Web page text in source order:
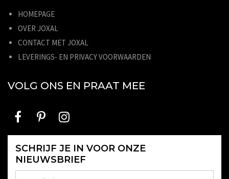
HOMEPAGE
OVER JOXAL
CONTACT MET JOXAL
LEVERINGS- EN PRIVACY VOORWAARDEN
VOLG ONS EN PRAAT MEE
SCHRIJF JE IN VOOR ONZE
NIEUWSBRIEF